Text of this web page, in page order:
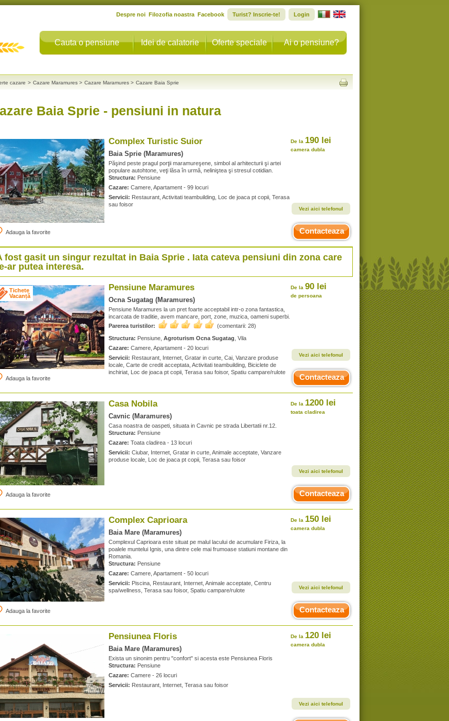
Cauta o pensiune Idei de calatorie Oferte speciale Ai o pensiune?
Despre noi Filozofia noastra Facebook Turist? Inscrie-te! Login
cazare > Cazare Maramures > Cazare Maramures > Cazare Baia Sprie
Baia Sprie - pensiuni in natura
Adauga la favorite
Complex Turistic Suior
Baia Sprie (Maramures)
Păşind peste pragul porţii maramureşene, simbol al arhitecturii şi artei
populare autohtone, veţi lăsa în urmă, neliniştea şi stresul cotidian.
Structura: Pensiune
Cazare: Camere, Apartament - 99 locuri
Servicii: Restaurant, Activitati teambuilding, Loc de joaca pt copii, Terasa
sau foisor
De la 190 lei
camera dubla
Vezi aici telefonul
Contacteaza
fost gasit un singur rezultat in Baia Sprie . Iata cateva pensiuni din zona care
ar putea interesa.
Tichete
Vacanță
Adauga la favorite
Pensiune Maramures
Ocna Sugatag (Maramures)
Pensiune Maramures la un pret foarte acceptabil intr-o zona fantastica,
incarcata de traditie, avem mancare, port, zone, muzica, oameni superbi.
Parerea turistilor:
(comentarii: 28)
Structura: Pensiune, Agroturism Ocna Sugatag , Vila
Cazare: Camere, Apartament - 20 locuri
Servicii: Restaurant, Internet, Gratar in curte, Cai, Vanzare produse
locale, Carte de credit acceptata, Activitati teambuilding, Biciclete de
inchiriat, Loc de joaca pt copii, Terasa sau foisor, Spatiu campare/rulote
De la 90 lei
de persoana
Vezi aici telefonul
Contacteaza
Adauga la favorite
Casa Nobila
Cavnic (Maramures)
Casa noastra de oaspeti, situata in Cavnic pe strada Libertatii nr.12.
Structura: Pensiune
Cazare: Toata cladirea - 13 locuri
Servicii: Ciubar, Internet, Gratar in curte, Animale acceptate, Vanzare
produse locale, Loc de joaca pt copii, Terasa sau foisor
De la 1200 lei
toata cladirea
Vezi aici telefonul
Contacteaza
Adauga la favorite
Complex Caprioara
Baia Mare (Maramures)
Complexul Caprioara este situat pe malul lacului de acumulare Firiza, la
poalele muntelui Ignis, una dintre cele mai frumoase statiuni montane din
Romania.
Structura: Pensiune
Cazare: Camere, Apartament - 50 locuri
Servicii: Piscina, Restaurant, Internet, Animale acceptate, Centru
spa/wellness, Terasa sau foisor, Spatiu campare/rulote
De la 150 lei
camera dubla
Vezi aici telefonul
Contacteaza
Pensiunea Floris
Baia Mare (Maramures)
Exista un sinonim pentru "confort" si acesta este Pensiunea Floris
Structura: Pensiune
Cazare: Camere - 26 locuri
Servicii: Restaurant, Internet, Terasa sau foisor
De la 120 lei
camera dubla
Vezi aici telefonul